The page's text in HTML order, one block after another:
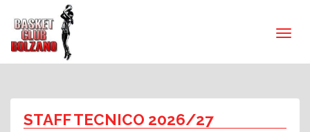
STAFF TECNICO 2026/27